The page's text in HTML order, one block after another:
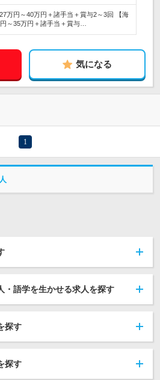
万円～40万円＋諸手当＋賞与2～3回 【海
～35万円＋諸手当＋賞与…
気になる
1
・語学を生かせる求人を探す
探す
探す